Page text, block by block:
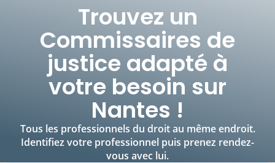
Trouvez un
Commissaires de
justice adapté à
votre besoin sur
Nantes !
Tous les professionnels du droit au même endroit.
Identifiez votre professionnel puis prenez rendez-
vous avec lui.